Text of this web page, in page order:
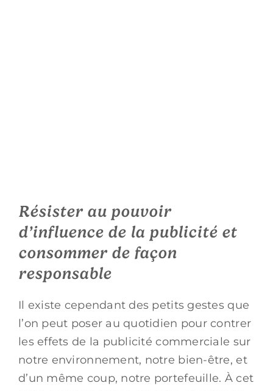
Résister au pouvoir
d’influence de la publicité et
consommer de façon
responsable
Il existe cependant des petits gestes que
l’on peut poser au quotidien pour contrer
les effets de la publicité commerciale sur
notre environnement, notre bien-être, et
d’un même coup, notre portefeuille. À cet